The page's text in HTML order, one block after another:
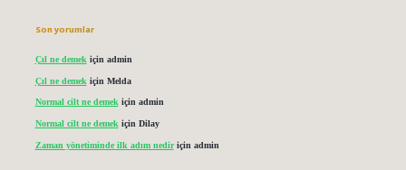
Son yorumlar
Çıl ne demek için admin
Çıl ne demek için Melda
Normal cilt ne demekiçin admin
Normal cilt ne demek için Dilay
Zaman yönetiminde ilk adım nediriçin admin